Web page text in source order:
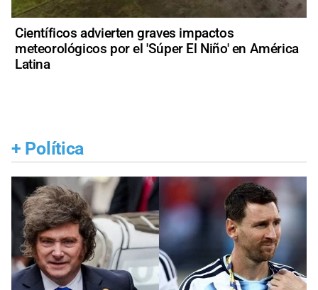
Científicos advierten graves impactos
meteorológicos por el 'Súper El Niño' en América
Latina
+ Política